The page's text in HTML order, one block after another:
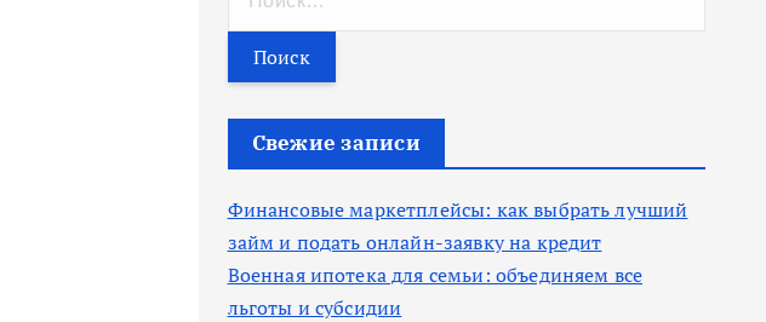
т
и
Свежие записи
Финансовые маркетплейсы: как выбрать лучший
займ и подать онлайн-заявку на кредит
Военная ипотека для семьи: объединяем все
льготы и субсидии